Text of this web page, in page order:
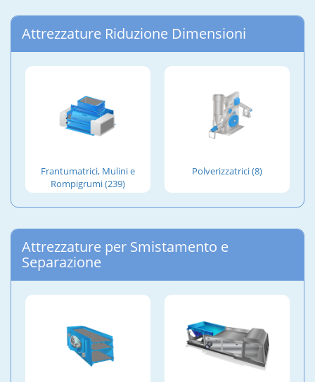
Attrezzature Riduzione Dimensioni
Frantumatrici, Mulini e
Rompigrumi (239)
Polverizzatrici (8)
Attrezzature per Smistamento e
Separazione